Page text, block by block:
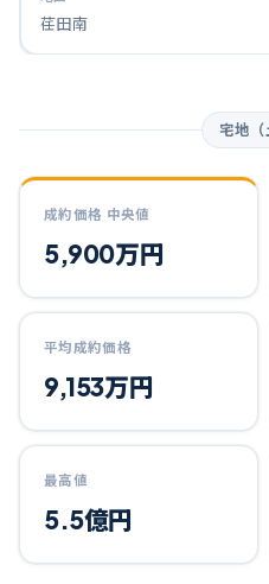
荏田南
宅地（
成約価格 中央値
5,900万円
平均成約価格
9,153万円
最高値
5.5億円